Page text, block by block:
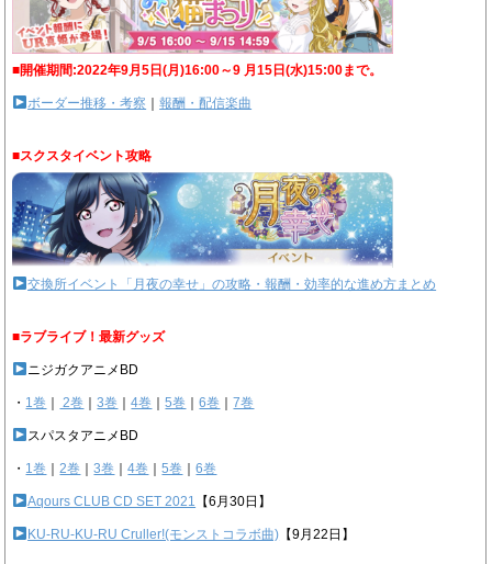
■開催期間:2022年9月5日(月)16:00～9 月15日(水)15:00まで。
ボーダー推移・考察 ｜報酬・配信楽曲
■スクスタイベント攻略
交換所イベント「月夜の幸せ」の攻略・報酬・効率的な進め方まとめ
■ラブライブ！最新グッズ
ニジガクアニメBD
・ 1巻 2巻 ｜3巻 ｜4巻 ｜5巻 ｜6巻 ｜7巻
スパスタアニメBD
・ 1巻 ｜2巻 ｜3巻 ｜4巻 ｜5巻 ｜6巻
Aqours CLUB CD SET 2021 【6月30日】
KU-RU-KU-RU Cruller!(モンストコラボ曲) 【9月22日】